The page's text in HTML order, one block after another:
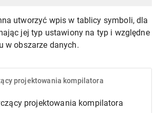
utworzyć wpis w tablicy symboli, dla
jej typ ustawiony na typ i względne
w obszarze danych.
projektowania kompilatora
projektowania kompilatora